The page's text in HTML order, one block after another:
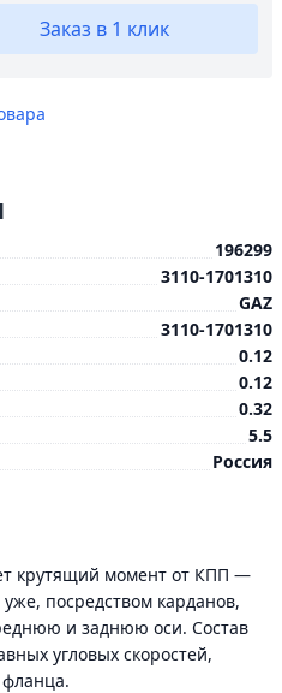
Заказ в 1 клик
196299
3110-1701310
GAZ
3110-1701310
0.12
0.12
0.32
5.5
Россия
крутящий момент от КПП —
посредством карданов,
и заднюю оси. Состав
угловых скоростей,